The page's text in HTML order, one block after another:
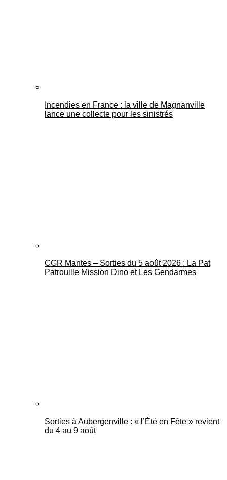
Mantes Actu
Incendies en France : la ville de Magnanville
lance une collecte pour les sinistrés
CGR Mantes – Sorties du 5 août 2026 : La Pat
Patrouille Mission Dino et Les Gendarmes
Sorties à Aubergenville : « l’Été en Fête » revient
du 4 au 9 août